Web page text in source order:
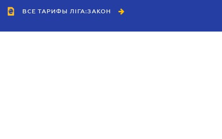
ВСЕ ТАРИФЫ ЛІГА:ЗАКОН